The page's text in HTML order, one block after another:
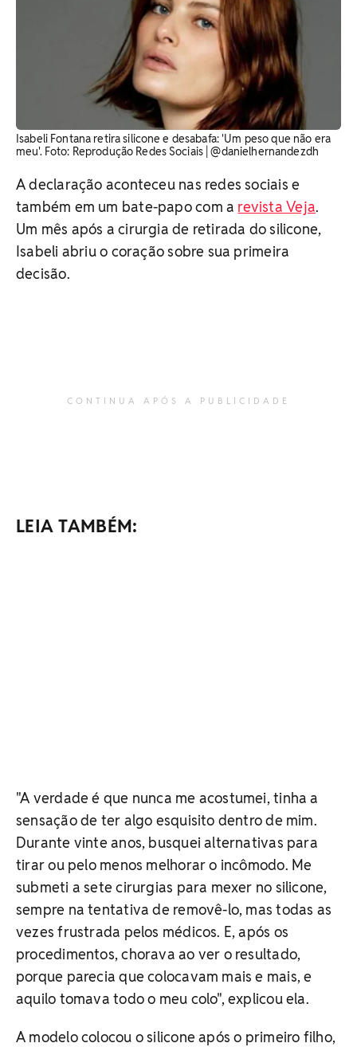
Isabeli Fontana retira silicone e desabafa: 'Um peso que não era
meu'. Foto: Reprodução Redes Sociais | @danielhernandezdh
A declaração aconteceu nas redes sociais e
também em um bate-papo com a revista Veja.
Um mês após a cirurgia de retirada do silicone,
Isabeli abriu o coração sobre sua primeira
decisão.
CONTINUA APÓS A PUBLICIDADE
LEIA TAMBÉM:
"A verdade é que nunca me acostumei, tinha a
sensação de ter algo esquisito dentro de mim.
Durante vinte anos, busquei alternativas para
tirar ou pelo menos melhorar o incômodo. Me
submeti a sete cirurgias para mexer no silicone,
sempre na tentativa de removê-­lo, mas todas as
vezes frustrada pelos médicos. E, após os
procedimentos, chorava ao ver o resultado,
porque parecia que colocavam mais e mais, e
aquilo tomava todo o meu colo", explicou ela.
A modelo colocou o silicone após o primeiro filho,